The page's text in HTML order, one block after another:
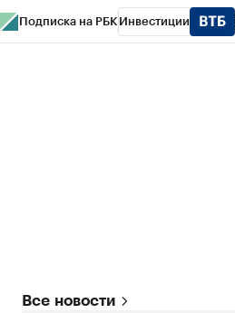
Подписка на РБК Инвестиции
Все новости